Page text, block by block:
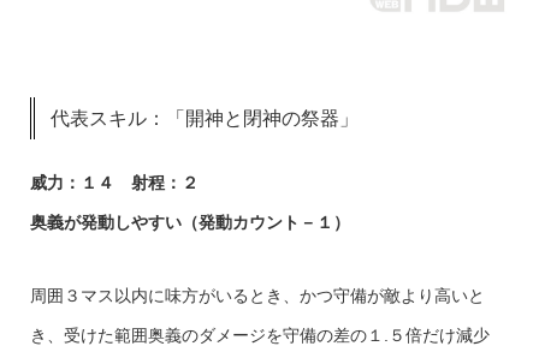
代表スキル：「開神と閉神の祭器」
威力：１４ 射程：２
奥義が発動しやすい（発動カウント－１）
周囲３マス以内に味方がいるとき、かつ守備が敵より高いと
き、受けた範囲奥義のダメージを守備の差の１.５倍だけ減少